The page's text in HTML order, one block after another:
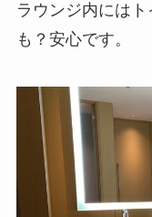
ラウンジ内には
も？安心です。